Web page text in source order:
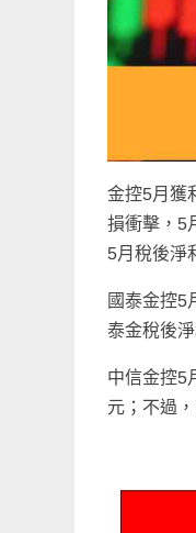
金控5月獲
損衝擊，5
5月稅後淨
國泰金控5
泰金稅後
中信金控5
元；不過